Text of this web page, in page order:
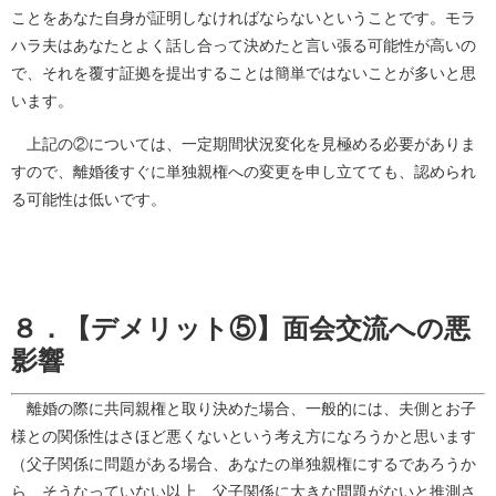
ことをあなた自身が証明しなければならないということです。モラ
ハラ夫はあなたとよく話し合って決めたと言い張る可能性が高いの
で、それを覆す証拠を提出することは簡単ではないことが多いと思
います。
上記の②については、一定期間状況変化を見極める必要がありま
すので、離婚後すぐに単独親権への変更を申し立てても、認められ
る可能性は低いです。
８．【デメリット⑤】面会交流への悪
影響
離婚の際に共同親権と取り決めた場合、一般的には、夫側とお子
様との関係性はさほど悪くないという考え方になろうかと思います
（父子関係に問題がある場合、あなたの単独親権にするであろうか
ら、そうなっていない以上、父子関係に大きな問題がないと推測さ